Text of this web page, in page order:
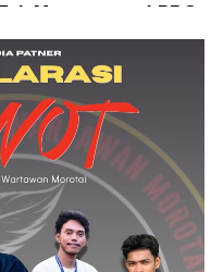
Mengantongi PBG